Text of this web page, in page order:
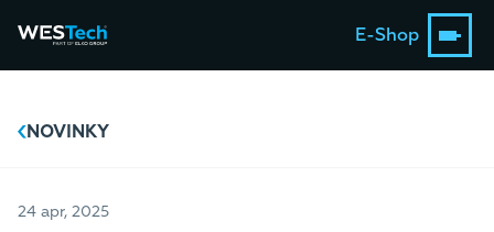
E-Shop
NOVINKY
24 apr, 2025